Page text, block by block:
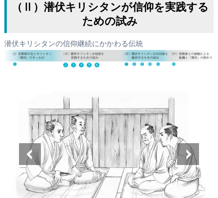
（Ⅱ）潜伏キリシタンが信仰を実践する
ための試み
潜伏キリシタンの信仰継続にかかわる伝統